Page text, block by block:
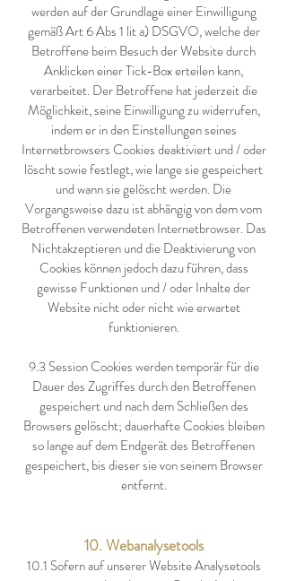
werden auf der Grundlage einer Einwilligung
gemäß Art 6 Abs 1 lit a) DSGVO, welche der
Betroffene beim Besuch der Website durch
Anklicken einer Tick-Box erteilen kann,
verarbeitet. Der Betroffene hat jederzeit die
Möglichkeit, seine Einwilligung zu widerrufen,
indem er in den Einstellungen seines
Internetbrowsers Cookies deaktiviert und / oder
löscht sowie festlegt, wie lange sie gespeichert
und wann sie gelöscht werden. Die
Vorgangsweise dazu ist abhängig von dem vom
Betroffenen verwendeten Internetbrowser. Das
Nichtakzeptieren und die Deaktivierung von
Cookies können jedoch dazu führen, dass
gewisse Funktionen und / oder Inhalte der
Website nicht oder nicht wie erwartet
funktionieren.
9.3 Session Cookies werden temporär für die
Dauer des Zugriffes durch den Betroffenen
gespeichert und nach dem Schließen des
Browsers gelöscht; dauerhafte Cookies bleiben
so lange auf dem Endgerät des Betroffenen
gespeichert, bis dieser sie von seinem Browser
entfernt.
10. Webanalysetools
10.1 Sofern auf unserer Website Analysetools